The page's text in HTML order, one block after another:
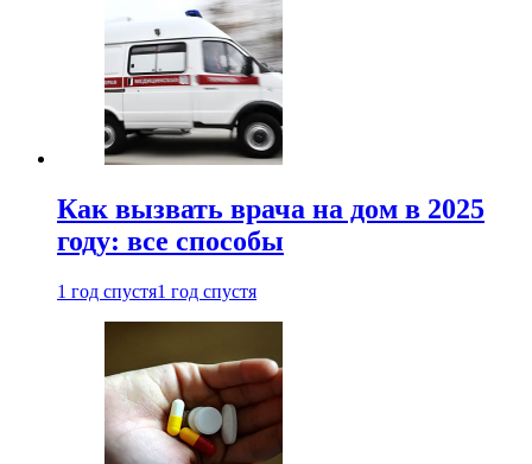
Как вызвать врача на дом в 2025
году: все способы
1 год спустя1 год спустя